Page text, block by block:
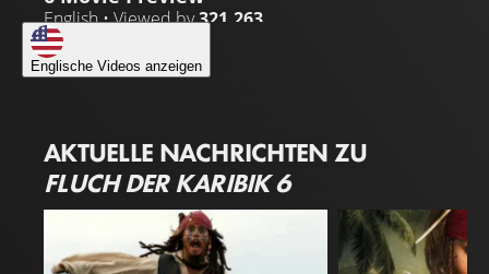
English • Viewed by321.263
Englische Videos anzeigen
AKTUELLE NACHRICHTEN ZU
FLUCH DER KARIBIK 6